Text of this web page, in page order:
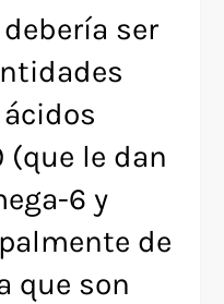
ser
(que le dan
6 y
de
que son